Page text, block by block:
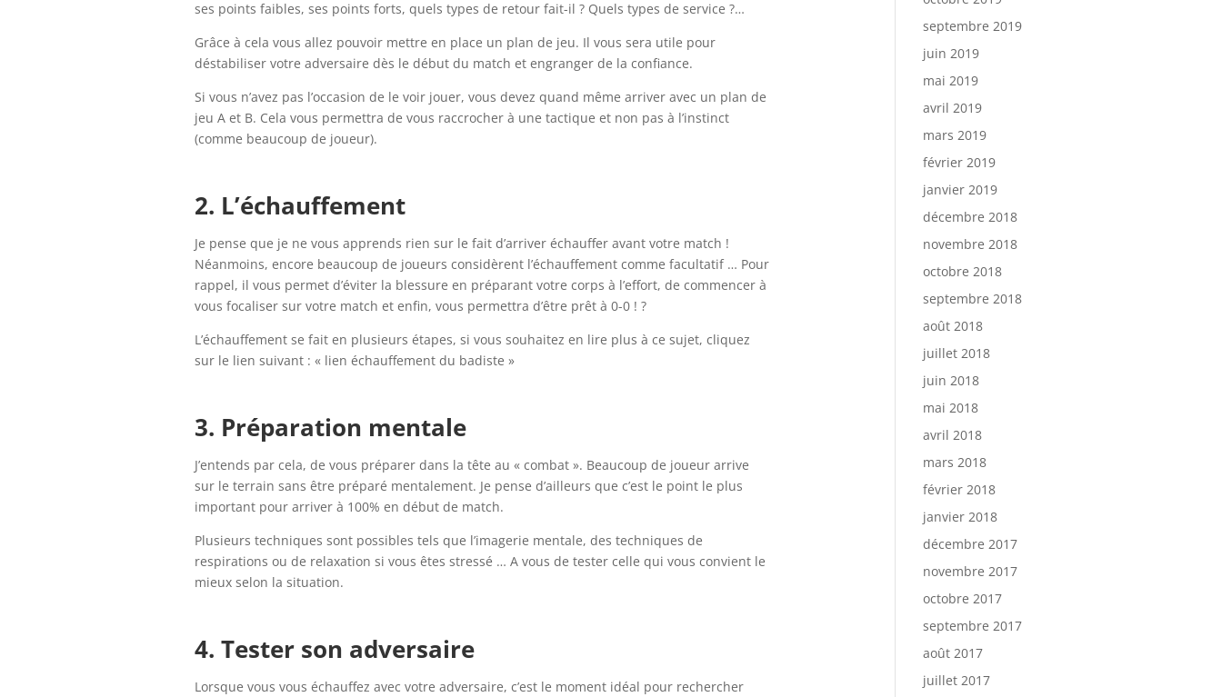
ses points faibles, ses points forts, quels types de retour fait-il ? Quels types de service ?…
Grâce à cela vous allez pouvoir mettre en place un plan de jeu. Il vous sera utile pour
déstabiliser votre adversaire dès le début du match et engranger de la confiance.
Si vous n’avez pas l’occasion de le voir jouer, vous devez quand même arriver avec un plan de
jeu A et B. Cela vous permettra de vous raccrocher à une tactique et non pas à l’instinct
(comme beaucoup de joueur).
2. L’échauffement
Je pense que je ne vous apprends rien sur le fait d’arriver échauffer avant votre match !
Néanmoins, encore beaucoup de joueurs considèrent l’échauffement comme facultatif … Pour
rappel, il vous permet d’éviter la blessure en préparant votre corps à l’effort, de commencer à
vous focaliser sur votre match et enfin, vous permettra d’être prêt à 0-0 ! ?
L’échauffement se fait en plusieurs étapes, si vous souhaitez en lire plus à ce sujet, cliquez
sur le lien suivant : « lien échauffement du badiste »
3. Préparation mentale
J’entends par cela, de vous préparer dans la tête au « combat ». Beaucoup de joueur arrive
sur le terrain sans être préparé mentalement. Je pense d’ailleurs que c’est le point le plus
important pour arriver à 100% en début de match.
Plusieurs techniques sont possibles tels que l’imagerie mentale, des techniques de
respirations ou de relaxation si vous êtes stressé … A vous de tester celle qui vous convient le
mieux selon la situation.
4. Tester son adversaire
Lorsque vous vous échauffez avec votre adversaire, c’est le moment idéal pour rechercher
septembre 2019
juin 2019
mai 2019
avril 2019
mars 2019
février 2019
janvier 2019
décembre 2018
novembre 2018
octobre 2018
septembre 2018
août 2018
juillet 2018
juin 2018
mai 2018
avril 2018
mars 2018
février 2018
janvier 2018
décembre 2017
novembre 2017
octobre 2017
septembre 2017
août 2017
juillet 2017